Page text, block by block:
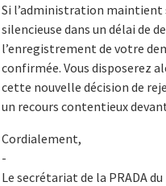
Si l’administration maintient
silencieuse dans un délai de
l’enregistrement de votre
confirmée. Vous disposerez
cette nouvelle décision de
un recours contentieux
Cordialement,
-
Le secrétariat de la PRADA du